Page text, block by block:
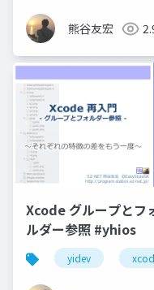
熊谷友宏
Xcode グループとフ
ルダー参照 #yhios
yidev